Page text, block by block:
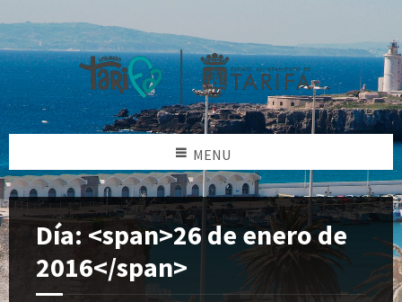
MENU
Día: <span>26 de enero de
2016</span>